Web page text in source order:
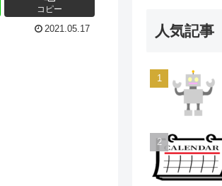
コピー
2021.05.17 人気記事